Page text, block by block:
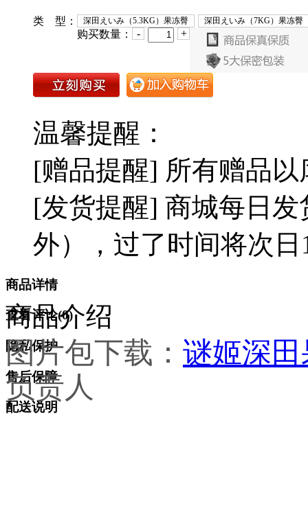
类 型： 深田えいみ（5.3KG）果冻臀 深田えいみ（7KG）果冻臀
购买数量： - +
温馨提醒：
[赠品提醒] 所有赠品
[发货提醒] 商城每日
外），过了时间将次
商品详情
查看评论(0)
隐私保护
售后保障
配送说明
商品介绍
图片包下载： 谜姬深
负责人